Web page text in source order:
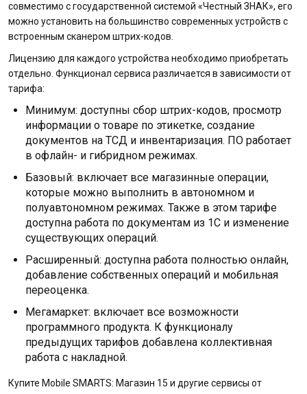
совместимо с государственной системой «Честный ЗНАК», его
можно установить на большинство современных устройств с
встроенным сканером штрих-кодов.
Лицензию для каждого устройства необходимо приобретать
отдельно. Функционал сервиса различается в зависимости от
тарифа:
Минимум: доступны сбор штрих-кодов, просмотр
информации о товаре по этикетке, создание
документов на ТСД и инвентаризация. ПО работает
в офлайн- и гибридном режимах.
Базовый: включает все магазинные операции,
которые можно выполнить в автономном и
полуавтономном режимах. Также в этом тарифе
доступна работа по документам из 1С и изменение
существующих операций.
Расширенный: доступна работа полностью онлайн,
добавление собственных операций и мобильная
переоценка.
Мегамаркет: включает все возможности
программного продукта. К функционалу
предыдущих тарифов добавлена коллективная
работа с накладной.
Купите Mobile SMARTS: Магазин 15 и другие сервисы от